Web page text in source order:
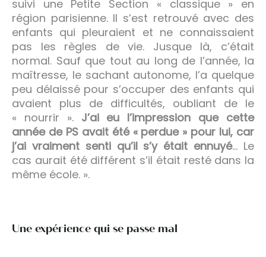
suivi une Petite Section « classique » en
région parisienne. Il s’est retrouvé avec des
enfants qui pleuraient et ne connaissaient
pas les règles de vie. Jusque là, c’était
normal. Sauf que tout au long de l’année, la
maîtresse, le sachant autonome, l’a quelque
peu délaissé pour s’occuper des enfants qui
avaient plus de difficultés, oubliant de le
« nourrir ». J’ai eu l’impression que cette
année de PS avait été « perdue » pour lui, car
j’ai vraiment senti qu’il s’y était ennuyé… Le
cas aurait été différent s’il était resté dans la
même école. ».
Une expérience qui se passe mal